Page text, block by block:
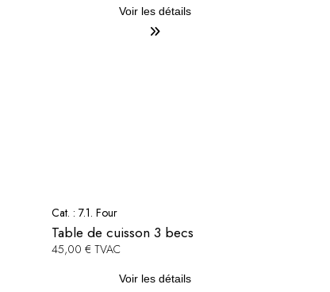
Voir les détails
Cat. :7.1. Four
Table de cuisson 3 becs
45,00 € TVAC
Voir les détails